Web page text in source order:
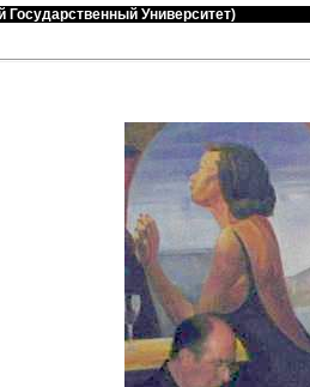
Государственный Университет)